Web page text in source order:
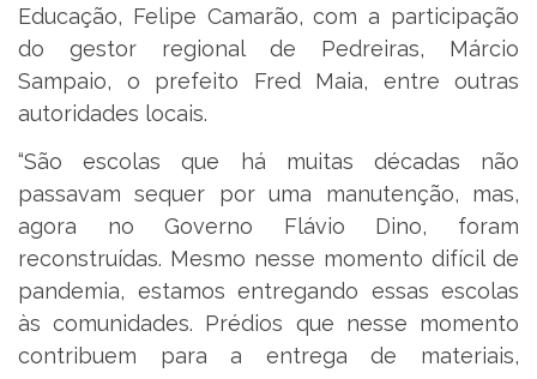
Educação, Felipe Camarão, com a participação
do gestor regional de Pedreiras, Márcio
Sampaio, o prefeito Fred Maia, entre outras
autoridades locais.
“São escolas que há muitas décadas não
passavam sequer por uma manutenção, mas,
agora no Governo Flávio Dino, foram
reconstruídas. Mesmo nesse momento difícil de
pandemia, estamos entregando essas escolas
às comunidades. Prédios que nesse momento
contribuem para a entrega de materiais,